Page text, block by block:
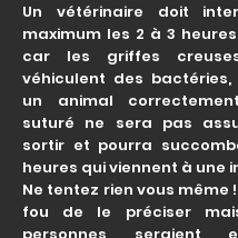
Un vétérinaire doit
maximum les 2 à 3
car les griffes
véhiculent des bactéries,
un animal
suturé ne sera pas
sortir et pourra
heures qui viennent à une
Ne tentez rien vous même
fou de le préciser